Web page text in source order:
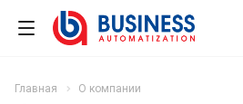
Главная О компании